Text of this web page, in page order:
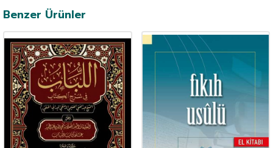
Benzer Ürünler